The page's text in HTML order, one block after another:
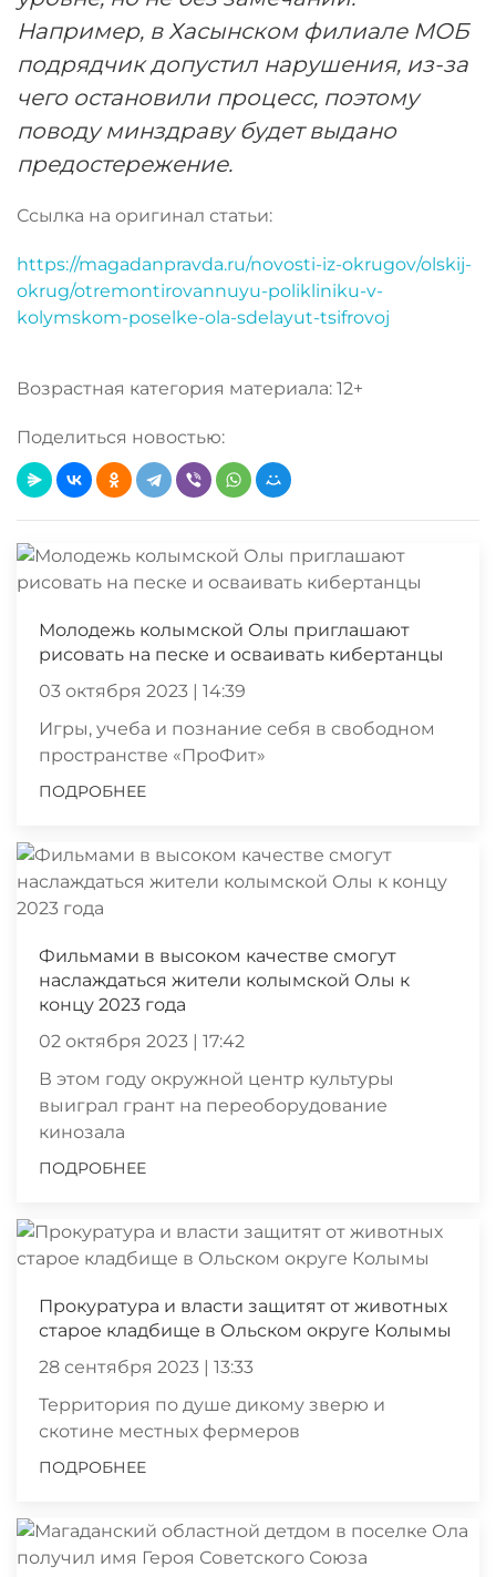
Например, в Хасынском филиале МОБ
подрядчик допустил нарушения, из-за
чего остановили процесс, поэтому
поводу минздраву будет выдано
предостережение.
Ссылка на оригинал статьи:
https://magadanpravda.ru/novosti-iz-okrugov/olskij-
okrug/otremontirovannuyu-polikliniku-v-
kolymskom-poselke-ola-sdelayut-tsifrovoj
Возрастная категория материала: 12+
Поделиться новостью:
Молодежь колымской Олы приглашают
рисовать на песке и осваивать кибертанцы
03 октября 2023 | 14:39
Игры, учеба и познание себя в свободном
пространстве «ПроФит»
ПОДРОБНЕЕ
Фильмами в высоком качестве смогут
наслаждаться жители колымской Олы к
концу 2023 года
02 октября 2023 | 17:42
В этом году окружной центр культуры
выиграл грант на переоборудование
кинозала
ПОДРОБНЕЕ
Прокуратура и власти защитят от животных
старое кладбище в Ольском округе Колымы
28 сентября 2023 | 13:33
Территория по душе дикому зверю и
скотине местных фермеров
ПОДРОБНЕЕ